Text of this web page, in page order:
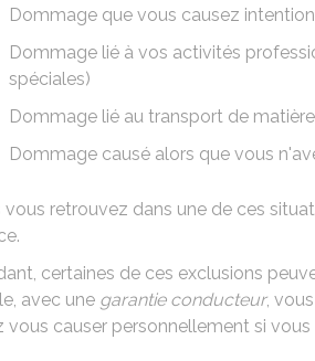
Dommage que vous causez
Dommage lié à vos activités
spéciales)
Dommage lié au transport de
Dommage causé alors que vous
vous retrouvez dans une de ces
certaines de ces exclusions
avec une garantie conducteur,
vous causer personnellement si